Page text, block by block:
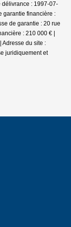
délivrance : 1997-07-
garantie financière :
de garantie : 20 rue
: 210 000 € |
Adresse du site :
juridiquement et